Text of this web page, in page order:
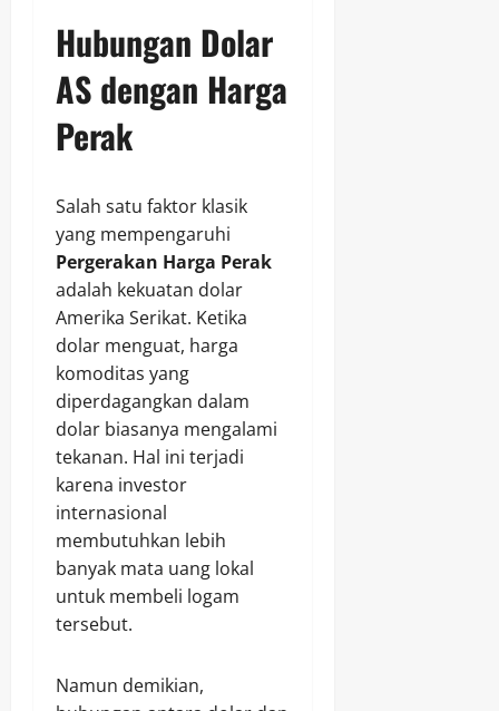
Hubungan Dolar
AS dengan Harga
Perak
Salah satu faktor klasik
yang mempengaruhi
Pergerakan Harga Perak
adalah kekuatan dolar
Amerika Serikat. Ketika
dolar menguat, harga
komoditas yang
diperdagangkan dalam
dolar biasanya mengalami
tekanan. Hal ini terjadi
karena investor
internasional
membutuhkan lebih
banyak mata uang lokal
untuk membeli logam
tersebut.
Namun demikian,